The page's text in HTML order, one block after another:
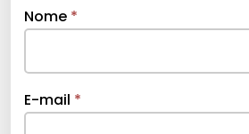
Nome *
E-mail *